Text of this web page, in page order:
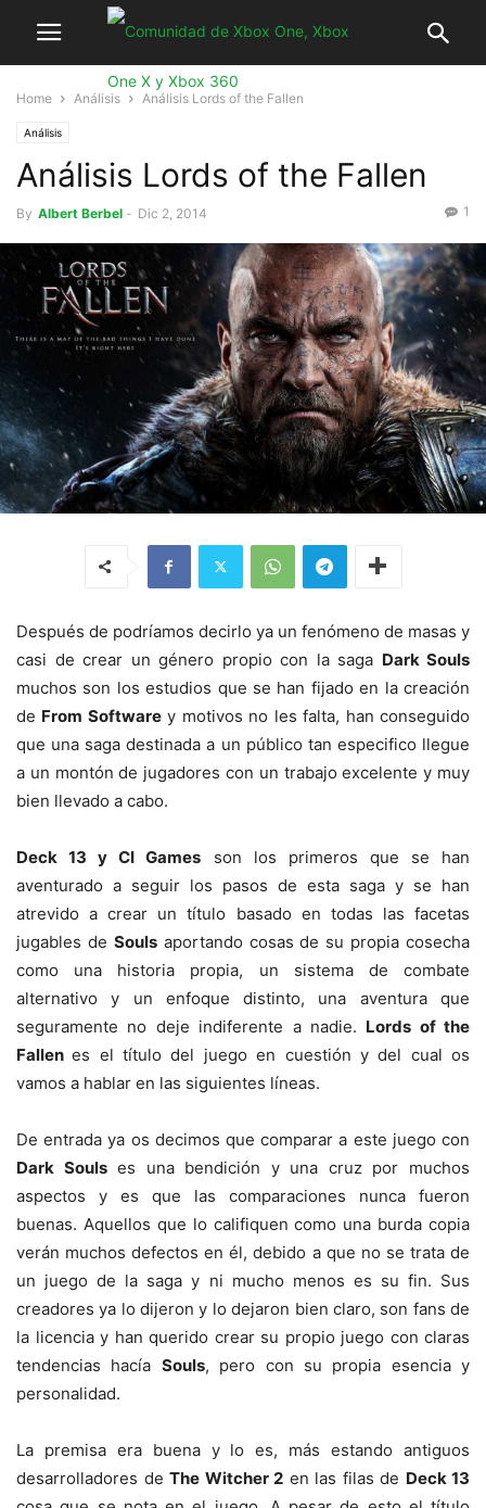
Home Análisis Análisis Lords of the Fallen
Análisis
Análisis Lords of the Fallen
By Albert Berbel - Dic 2, 2014 1
Después de podríamos decirlo ya un fenómeno de masas y
casi de crear un género propio con la saga Dark Souls
muchos son los estudios que se han fijado en la creación
de From Softwarey motivos no les falta, han conseguido
que una saga destinada a un público tan especifico llegue
a un montón de jugadores con un trabajo excelente y muy
bien llevado a cabo.
Deck 13 y CI Games son los primeros que se han
aventurado a seguir los pasos de esta saga y se han
atrevido a crear un título basado en todas las facetas
jugables de Soulsaportando cosas de su propia cosecha
como una historia propia, un sistema de combate
alternativo y un enfoque distinto, una aventura que
seguramente no deje indiferente a nadie. Lords of the
Fallenes el título del juego en cuestión y del cual os
vamos a hablar en las siguientes líneas.
De entrada ya os decimos que comparar a este juego con
Dark Soulses una bendición y una cruz por muchos
aspectos y es que las comparaciones nunca fueron
buenas. Aquellos que lo califiquen como una burda copia
verán muchos defectos en él, debido a que no se trata de
un juego de la saga y ni mucho menos es su fin. Sus
creadores ya lo dijeron y lo dejaron bien claro, son fans de
la licencia y han querido crear su propio juego con claras
tendencias hacía Souls, pero con su propia esencia y
personalidad.
La premisa era buena y lo es, más estando antiguos
desarrolladores de The Witcher 2 en las filas de Deck 13